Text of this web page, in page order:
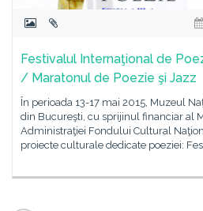
Festivalul Internaţional de
/ Maratonul de Poezie şi Jazz
În perioada 13-17 mai 2015, Muzeul
din Bucureşti, cu sprijinul financiar al
Administraţiei Fondului Cultural
proiecte culturale dedicate poeziei: